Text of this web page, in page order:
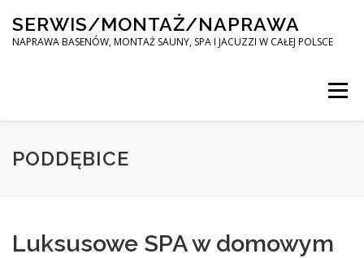
content
SERWIS/MONTAŻ/NAPRAWA
NAPRAWA BASENÓW, MONTAŻ SAUNY, SPA I JACUZZI W CAŁEJ POLSCE
Menu
SPA SERWIS
PODDĘBICE
Luksusowe SPA w domowym